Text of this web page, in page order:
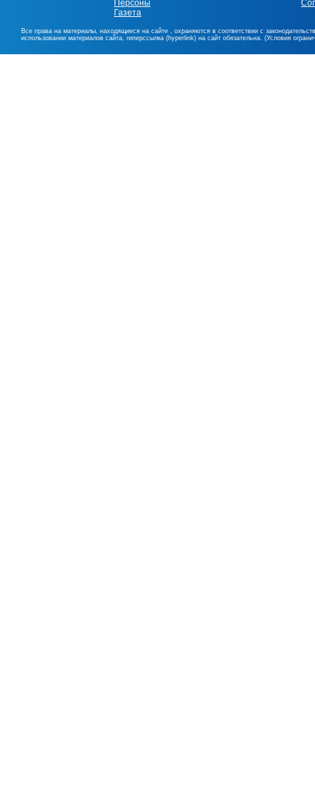
Персоны
Газета
Все права на материалы, находящиеся на сайте , охраняются в соответствии с
использовании материалов сайта, гиперссылка (hyperlink) на сайт обязательна. (Условия